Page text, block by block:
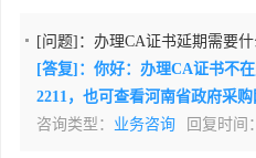
[问题]： 办理CA证书延期需要
[答复]：你好：办理CA证书不
2211，也可查看河南省政府采
咨询类型： 业务咨询 回复时间